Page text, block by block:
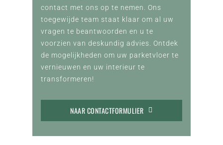
contact met ons op te nemen. Ons
toegewijde team staat klaar om al uw
vragen te beantwoorden en u te
voorzien van deskundig advies. Ontdek
de mogelijkheden om uw parketvloer te
vernieuwen en uw interieur te
transformeren!
NAAR CONTACTFORMULIER